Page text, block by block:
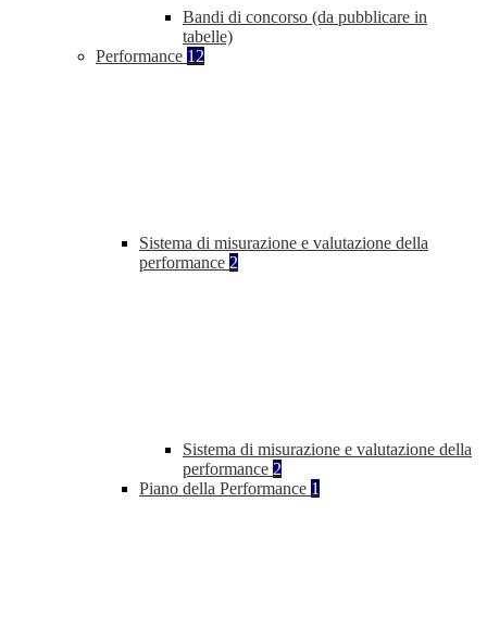
Bandi di concorso (da pubblicare in
tabelle)
Performance 12
Sistema di misurazione e valutazione della
performance 2
Sistema di misurazione e valutazione della
performance 2
Piano della Performance 1